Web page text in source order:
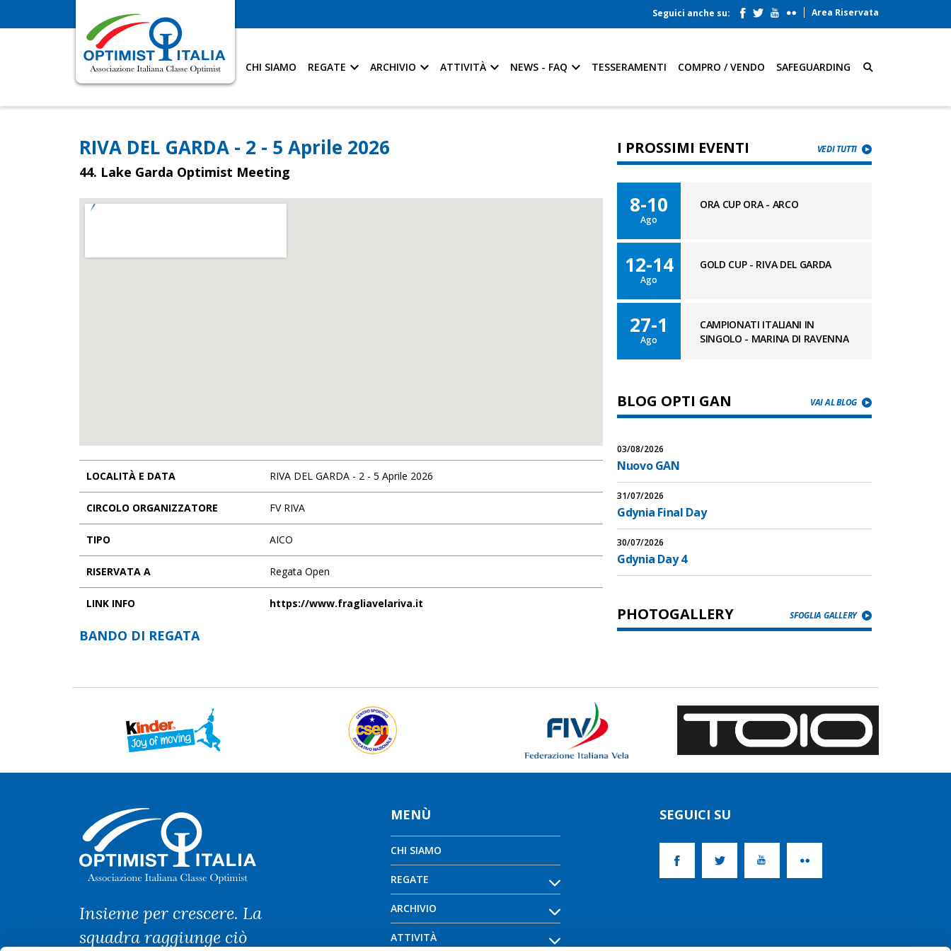
Area Riservata
Seguici anche su:
CHI SIAMO REGATE ARCHIVIO ATTIVITÀ NEWS - FAQ TESSERAMENTI COMPRO / VENDO SAFEGUARDING
RIVA DEL GARDA - 2 - 5 Aprile 2026
44. Lake Garda Optimist Meeting
LOCALITÀ E DATA RIVA DEL GARDA - 2 - 5 Aprile 2026
CIRCOLO ORGANIZZATORE FV RIVA
TIPO AICO
RISERVATA A Regata Open
LINK INFO https://www.fragliavelariva.it
BANDO DI REGATA
I PROSSIMI EVENTI VEDI TUTTI
8-10
Ago
ORA CUP ORA - ARCO
12-14
Ago
GOLD CUP - RIVA DEL GARDA
27-1
Ago
CAMPIONATI ITALIANI IN
SINGOLO - MARINA DI RAVENNA
BLOG OPTI GAN VAI AL BLOG
03/08/2026
Nuovo GAN
31/07/2026
Gdynia Final Day
30/07/2026
Gdynia Day 4
PHOTOGALLERY SFOGLIA GALLERY
Insieme per crescere. La
squadra raggiunge ciò
MENÙ
CHI SIAMO
REGATE
ARCHIVIO
ATTIVITÀ
SEGUICI SU